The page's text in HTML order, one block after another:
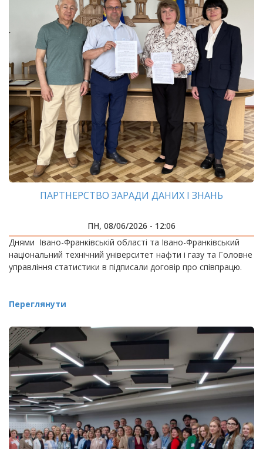
ПАРТНЕРСТВО ЗАРАДИ ДАНИХ І ЗНАНЬ
ПН, 08/06/2026 - 12:06
Днями Івано-Франківській області та Івано-Франківський
національний технічний університет нафти і газу та Головне
управління статистики в підписали договір про співпрацю.
Переглянути